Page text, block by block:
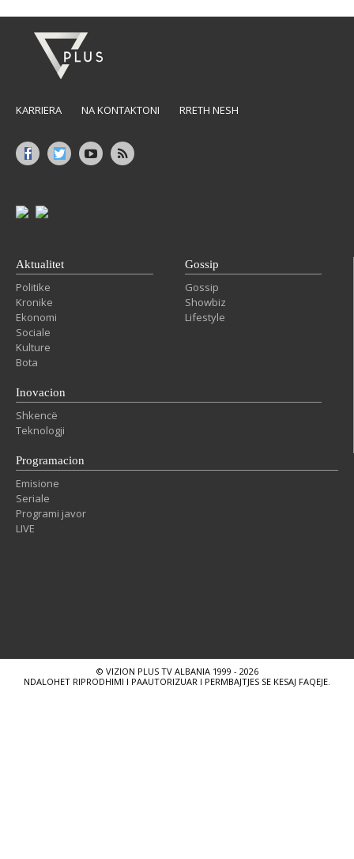
KARRIERA NA KONTAKTONI RRETH NESH
Aktualitet
Politike
Kronike
Ekonomi
Sociale
Kulture
Bota
Gossip
Gossip
Showbiz
Lifestyle
Inovacion
Shkencë
Teknologji
Programacion
Emisione
Seriale
Programi javor
LIVE
© VIZION PLUS TV ALBANIA 1999 - 2026
NDALOHET RIPRODHIMI I PAAUTORIZUAR I PERMBAJTJES SE KESAJ FAQEJE.